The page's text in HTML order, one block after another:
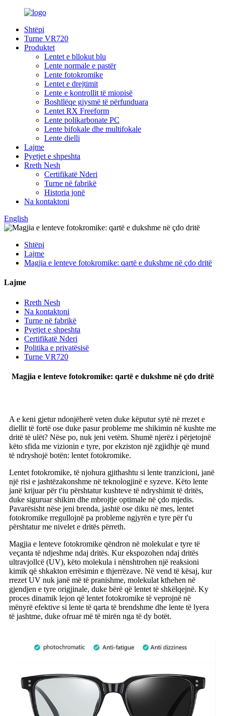
Shtëpi
Turne VR720
Produktet
Lentet e bllokut blu
Lente normale e pastër
Lente fotokromike
Lentet e drejtimit
Lente e kontrollit të miopisë
Boshllëqe gjysmë të përfunduara
Lentet RX Freeform
Lente polikarbonate PC
Lente bifokale dhe multifokale
Lente dielli
Lajme
Pyetjet e shpeshta
Rreth Nesh
Certifikatë Nderi
Turne në fabrikë
Historia jonë
Na kontaktoni
English
Shtëpi
Lajme
Magjia e lenteve fotokromike: qartë e dukshme në çdo dritë
Lajme
Rreth Nesh
Na kontaktoni
Turne në fabrikë
Pyetjet e shpeshta
Certifikatë Nderi
Politika e privatësisë
Turne VR720
Magjia e lenteve fotokromike: qartë e dukshme në çdo dritë
A e keni gjetur ndonjëherë veten duke këputur sytë në rrezet e
diellit të fortë ose duke pasur probleme me shikimin në kushte me
dritë të ulët? Nëse po, nuk jeni vetëm. Shumë njerëz i përjetojnë
këto sfida me vizionin e tyre, por ekziston një zgjidhje që mund
të ndryshojë botën: lentet fotokromike.
Lentet fotokromike, të njohura gjithashtu si lente tranzicioni, janë
një risi e jashtëzakonshme në teknologjinë e syzeve. Këto lente
janë krijuar për t'iu përshtatur kushteve të ndryshimit të dritës,
duke siguruar shikim dhe mbrojtje optimale në çdo mjedis.
Pavarësisht nëse jeni brenda, jashtë ose diku në mes, lentet
fotokromike rregullojnë pa probleme ngjyrën e tyre për t'u
përshtatur me nivelet e dritës përreth.
Magjia e lenteve fotokromike qëndron në molekulat e tyre të
veçanta të ndjeshme ndaj dritës. Kur ekspozohen ndaj dritës
ultravjollcë (UV), këto molekula i nënshtrohen një reaksioni
kimik që shkakton errësimin e thjerrëzave. Në vend të kësaj, kur
rrezet UV nuk janë më të pranishme, molekulat kthehen në
gjendjen e tyre origjinale, duke bërë që lentet të shkëlqejnë. Ky
proces dinamik lejon që lentet fotokromike të veprojnë në
mënyrë efektive si lente të qarta të brendshme dhe lente të lyera
të jashtme, duke ofruar më të mirën nga të dy botët.